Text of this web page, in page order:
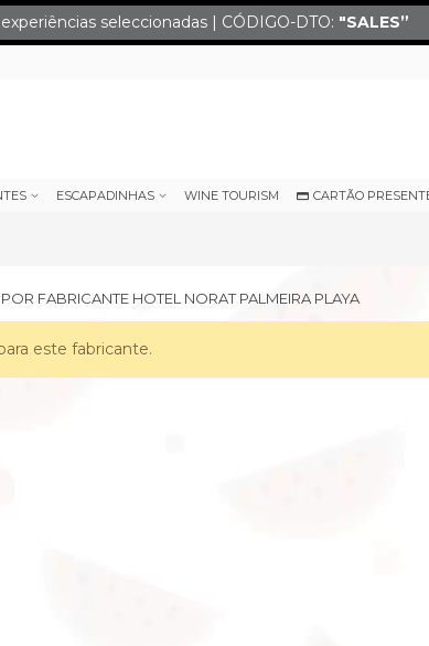
seleccionadas | CÓDIGO-DTO: "SALES”
ESCAPADINHAS WINE TOURISM CARTÃO
FABRICANTE HOTEL NORAT PALMEIRA PLAYA
este fabricante.